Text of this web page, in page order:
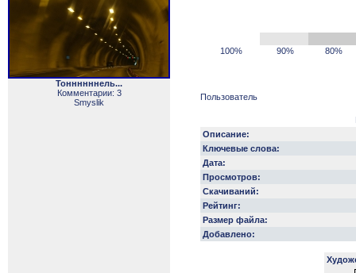
Тоннннннель...
Комментарии: 3
Smyslik
100% 90% 80%
Пользователь
Описание:
Ключевые слова:
Дата:
Просмотров:
Скачиваний:
Рейтинг:
Размер файла:
Добавлено: